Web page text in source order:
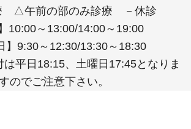
△午前の部のみ診療 －休診
10:00～13:00/14:00～19:00
】9:30～12:30/13:30～18:30
平日18:15、土曜日17:45となりま
のでご注意下さい。